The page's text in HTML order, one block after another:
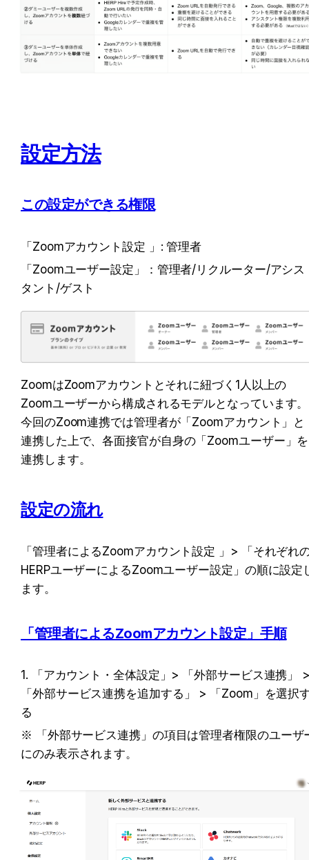
設定方法
この設定ができる権限
「Zoomアカウント設定 」: 管理者
「Zoomユーザー設定」：管理者/リクルーター/アシス
タント/ゲスト
ZoomはZoomアカウントとそれに紐づく1人以上の
Zoomユーザーから構成されるモデルとなっています。
今回のZoom連携では管理者が「Zoomアカウント」と
連携した上で、各面接官が自身の「Zoomユーザー」を
連携します。
設定の流れ
「管理者によるZoomアカウント設定 」> 「それぞれ
HERPユーザーによるZoomユーザー設定」の順に設定
ます。
「管理者によるZoomアカウント設定」手順
1. 「アカウント・全体設定」> 「外部サービス連携」
「外部サービス連携を追加する」 > 「Zoom」を選択
る
※ 「外部サービス連携」の項目は管理者権限のユーザ
にのみ表示されます。